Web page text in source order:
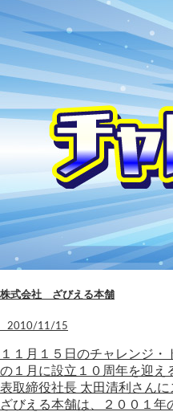
株式会社 ざびえる本舗
2010/11/15
１１月１５日のチャレンジ
の１月に設立１０周年を迎え
表取締役社長 太田清利さんに
ざびえる本舗は、２００１